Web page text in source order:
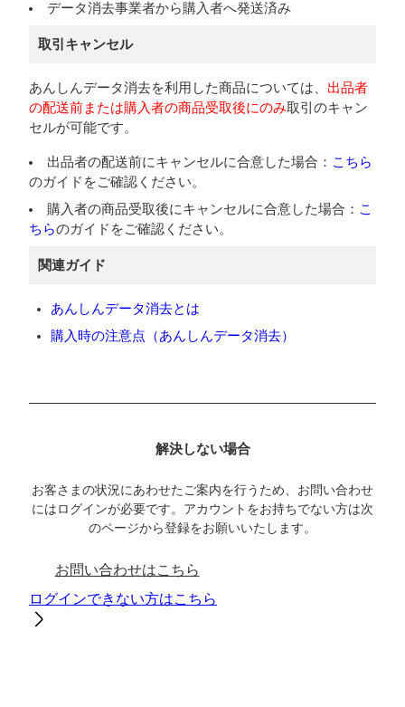
データ消去事業者から購入者へ発送済み
取引キャンセル
あんしんデータ消去を利用した商品については、 出品者
の配送前または購入者の商品受取後にのみ取引のキャン
セルが可能です。
出品者の配送前にキャンセルに合意した場合： こちら
のガイドをご確認ください。
購入者の商品受取後にキャンセルに合意した場合： こ
ちらのガイドをご確認ください。
関連ガイド
あんしんデータ消去とは
購入時の注意点（あんしんデータ消去）
解決しない場合
お客さまの状況にあわせたご案内を行うため、お問い合わせ
にはログインが必要です。アカウントをお持ちでない方は次
のページから登録をお願いいたします。
お問い合わせはこちら
ログインできない方はこちら